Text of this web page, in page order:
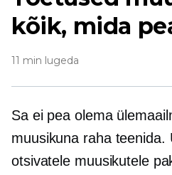
kõik, mida
11 min lugeda
Sa ei pea olema
muusikuna raha teenida.
otsivatele muusikutele